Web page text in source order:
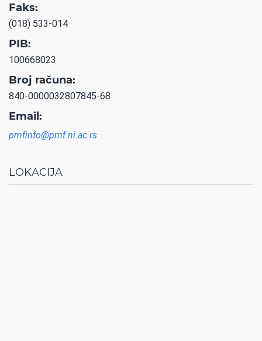
Faks:
(018) 533-014
PIB:
100668023
Broj računa:
840-0000032807845-68
Email:
pmfinfo@pmf.ni.ac.rs
LOKACIJA